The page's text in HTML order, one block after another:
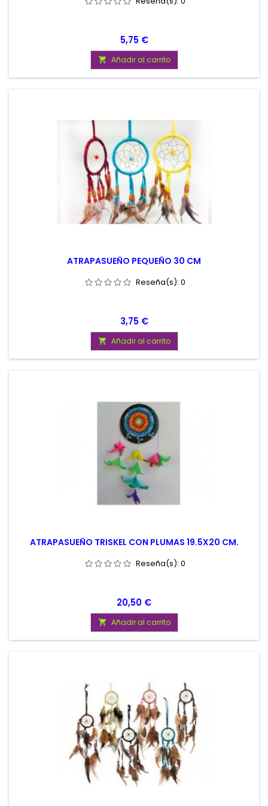
Precio
5,75 €
 Añadir al carrito
ATRAPASUEÑO PEQUEÑO 30 CM
Reseña(s): 0
Precio
3,75 €
 Añadir al carrito
ATRAPASUEÑO TRISKEL CON PLUMAS 19.5X20 CM.
Reseña(s): 0
Precio
20,50 €
 Añadir al carrito